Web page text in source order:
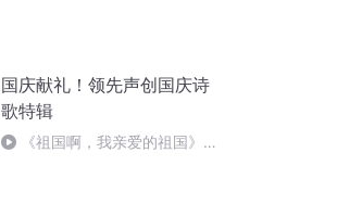
国庆献礼！领先声创国庆诗
歌特辑
《祖国啊，我亲爱的祖国》温